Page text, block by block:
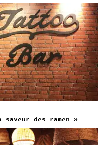
saveur des ramen »